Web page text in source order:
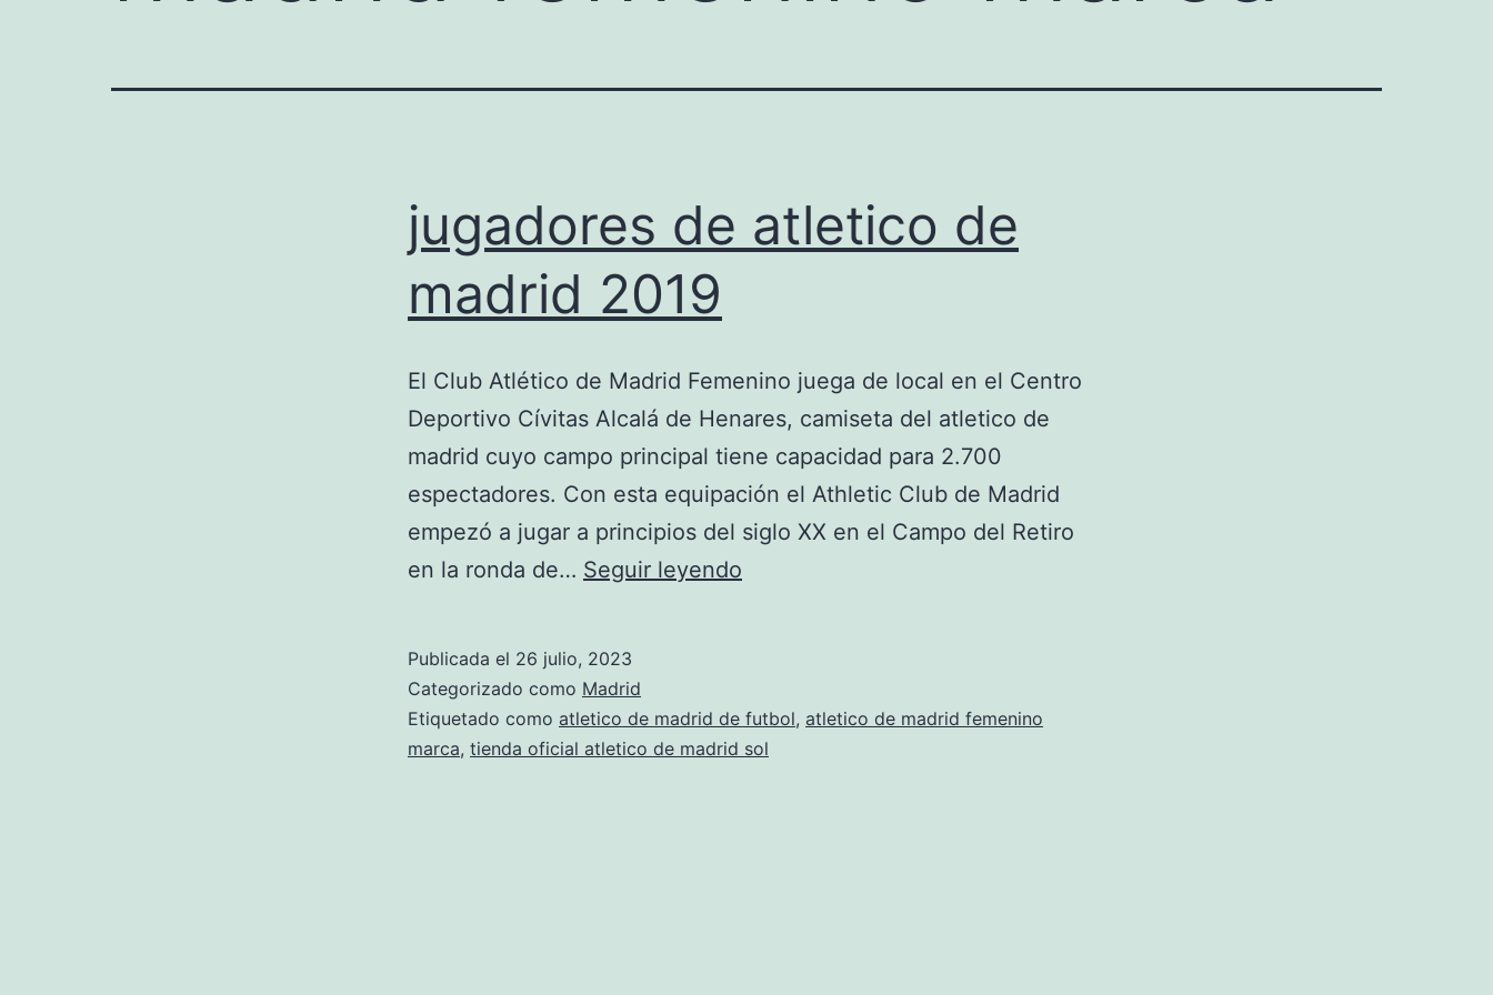
jugadores de atletico de
madrid 2019
El Club Atlético de Madrid Femenino juega de local en el Centro
Deportivo Cívitas Alcalá de Henares, camiseta del atletico de
madrid cuyo campo principal tiene capacidad para 2.700
espectadores. Con esta equipación el Athletic Club de Madrid
empezó a jugar a principios del siglo XX en el Campo del Retiro
en la ronda de… Seguir leyendo
madrid
2019
Publicada el 26 julio, 2023
Categorizado como Madrid
Etiquetado como atletico de madrid de futbol, atletico de madrid femenino
marca, tienda oficial atletico de madrid sol